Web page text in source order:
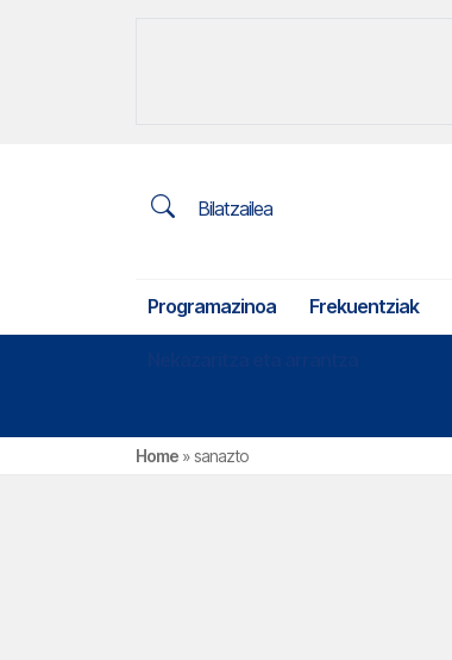
Bilatzailea
Programazinoa Frekuentziak
Home »sanazto